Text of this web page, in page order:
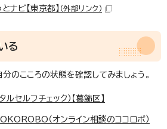
ナビ【東京都】 （外部リンク）
る
のこころの状態を確認してみましょう。
セルフチェック）【葛飾区】
（オンライン相談のココロボ）